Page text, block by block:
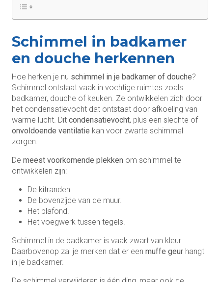
Schimmel in badkamer
en douche herkennen
Hoe herken je nu schimmel in je badkamer of douche?
Schimmel ontstaat vaak in vochtige ruimtes zoals
badkamer, douche of keuken. Ze ontwikkelen zich door
het condensatievocht dat ontstaat door afkoeling van
warme lucht. Dit condensatievocht, plus een slechte of
onvoldoende ventilatie kan voor zwarte schimmel
zorgen.
De meest voorkomende plekken om schimmel te
ontwikkelen zijn:
De kitranden.
De bovenzijde van de muur.
Het plafond.
Het voegwerk tussen tegels.
Schimmel in de badkamer is vaak zwart van kleur.
Daarbovenop zal je merken dat er een muffe geur hangt
in je badkamer.